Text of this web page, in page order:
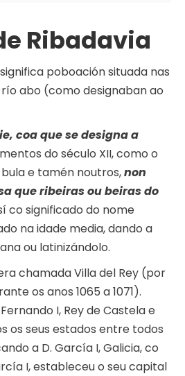
Ribadavia
significa poboación situada nas
abo (como designaban ao
coa que se designa a
do século XII, como o
e tamén noutros,non
que ribeiras ou beiras do
co significado do nome
na idade media, dando a
ou latinizándolo.
chamada Villa del Rey (por
os anos 1065 a 1071).
I, Rey de Castela e
os seus estados entre todos
a D. García I, Galicia, co
I, estableceu o seu capital